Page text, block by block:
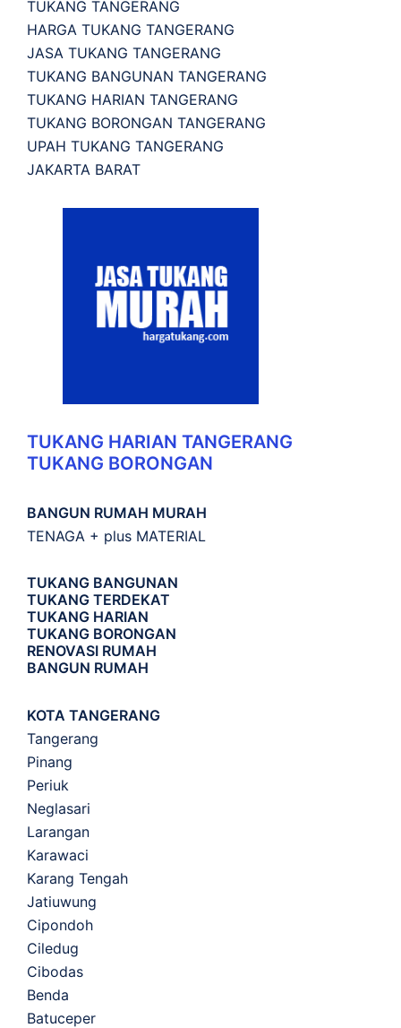
TUKANG TANGERANG
HARGA TUKANG TANGERANG
JASA TUKANG TANGERANG
TUKANG BANGUNAN TANGERANG
TUKANG HARIAN TANGERANG
TUKANG BORONGAN TANGERANG
UPAH TUKANG TANGERANG
JAKARTA BARAT
TUKANG HARIAN TANGERANG
TUKANG BORONGAN
BANGUN RUMAH MURAH
TENAGA + plus MATERIAL
TUKANG BANGUNAN
TUKANG TERDEKAT
TUKANG HARIAN
TUKANG BORONGAN
RENOVASI RUMAH
BANGUN RUMAH
KOTA TANGERANG
Tangerang
Pinang
Periuk
Neglasari
Larangan
Karawaci
Karang Tengah
Jatiuwung
Cipondoh
Ciledug
Cibodas
Benda
Batuceper